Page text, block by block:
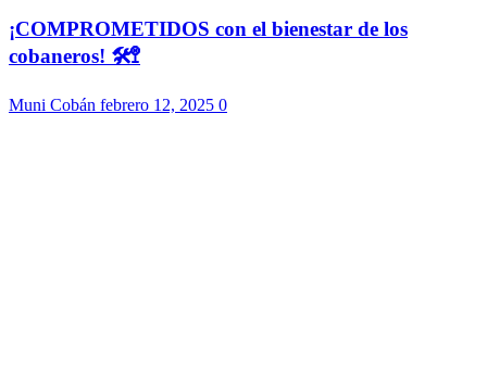
¡COMPROMETIDOS con el bienestar de los
cobaneros! 🛠️🚏
Muni Cobán febrero 12, 2025 0